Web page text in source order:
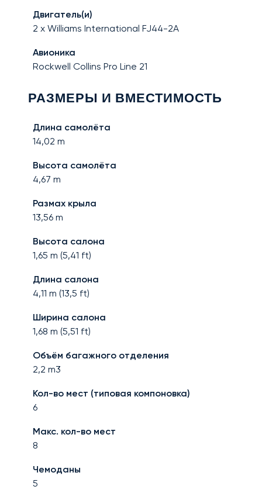
Двигатель(и)
2 x Williams International FJ44-2A
Авионика
Rockwell Collins Pro Line 21
РАЗМЕРЫ И ВМЕСТИМОСТЬ
Длина самолёта
14,02 m
Высота самолёта
4,67 m
Размах крыла
13,56 m
Высота салона
1,65 m (5,41 ft)
Длина салона
4,11 m (13,5 ft)
Ширина салона
1,68 m (5,51 ft)
Объём багажного отделения
2,2 m3
Кол-во мест (типовая компоновка)
6
Макс. кол-во мест
8
Чемоданы
5